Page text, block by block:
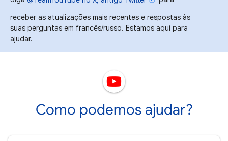
receber as atualizações mais recentes e respostas às
suas perguntas em francês/russo. Estamos aqui para
ajudar.
Como podemos ajudar?